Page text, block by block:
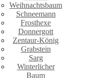
Weihnachtsbaum
Schneemann
Frosthexe
Donnergott
Zentaur-König
Grabstein
Sarg
Winterlicher
Baum